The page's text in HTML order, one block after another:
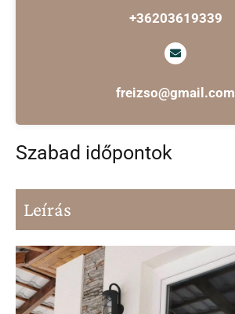
Leírás
+36203619339
freizso@gmail.com
Szabad időpontok